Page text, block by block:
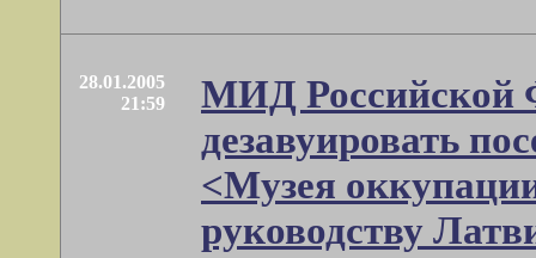
28.01.2005
21:59
МИД Российской
дезавуировать
<Музея
руководству